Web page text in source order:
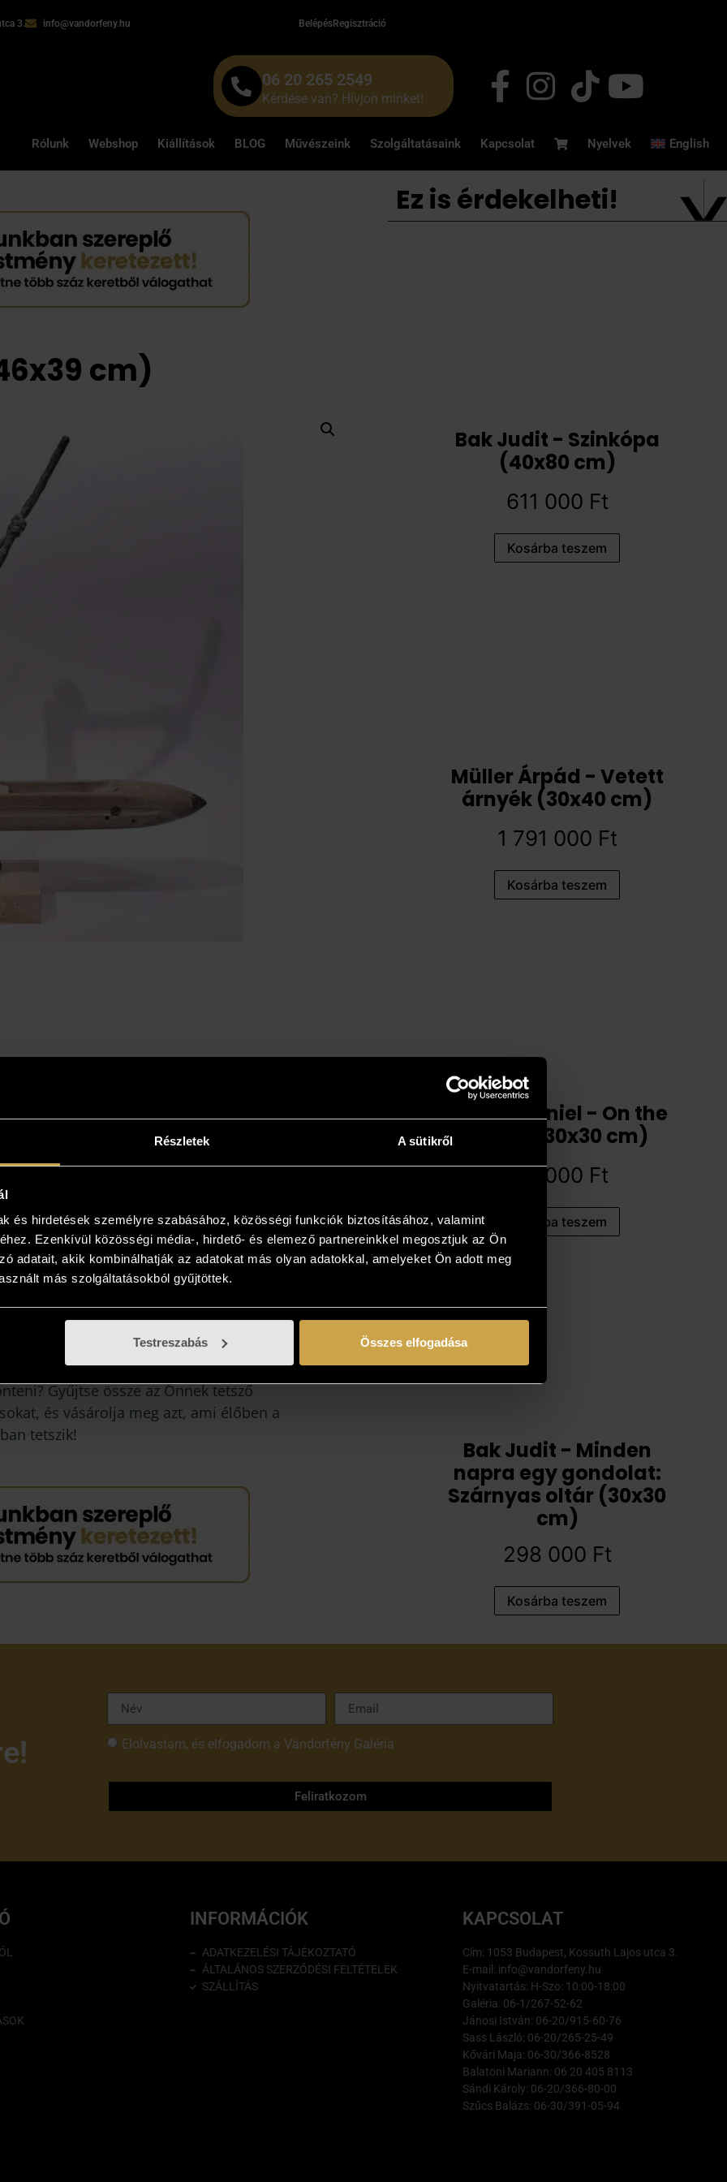
Részletek A sütikről
és hirdetések személyre szabásához, közösségi funkciók biztosításához, valamint
Ezenkívül közösségi média-, hirdető- és elemező partnereinkkel megosztjuk az Ön
adatait, akik kombinálhatják az adatokat más olyan adatokkal, amelyeket Ön adott meg
más szolgáltatásokból gyűjtöttek.
Testreszabás Összes elfogadása
3. info@vandorfeny.hu BelépésRegisztráció
06 20 265 2549
Kérdése van? Hívjon minket!
Rólunk Webshop Kiállítások BLOG Művészeink Szolgáltatásaink Kapcsolat Nyelvek English
cm)
meg az otthonában!
a műalkotás elnyerte tetszését
és kollégáink bővebb felvilágosítást
Lehetősége van az otthonában, a végleges
is megtekinteni az új kedvencét, kollégáink
viszik és bemutatják azt! Több is tetszik? Nem
Gyűjtse össze az Önnek tetsző
és vásárolja meg azt, ami élőben a
tetszik!
Ez is érdekelheti!
Bak Judit - Szinkópa
(40x80 cm)
611 000 Ft
Kosárba teszem
Müller Árpád - Vetett
árnyék (30x40 cm)
1 791 000 Ft
Kosárba teszem
Ludvig Dániel - On the
beach (30x30 cm)
191 000 Ft
Kosárba teszem
Bak Judit - Minden
napra egy gondolat:
Szárnyas oltár (30x30
cm)
298 000 Ft
Kosárba teszem
Elolvastam, és elfogadom a Vándorfény Galéria
Feliratkozom
INFORMÁCIÓK
ADATKEZELÉSI TÁJÉKOZTATÓ
ÁLTALÁNOS SZERZŐDÉSI FELTÉTELEK
SZÁLLÍTÁS
KAPCSOLAT
Cím: 1053 Budapest, Kossuth Lajos utca 3.
E-mail: info@vandorfeny.hu
Nyitvatartás: H-Szo: 10:00-18:00
Galéria: 06-1/267-52-62
Jánosi István: 06-20/915-60-76
Sass László: 06-20/265-25-49
Kővári Maja: 06-30/366-8528
Balatoni Mariann: 06 20 405 8113
Sándi Károly: 06-20/366-80-00
Szűcs Balázs: 06-30/391-05-94